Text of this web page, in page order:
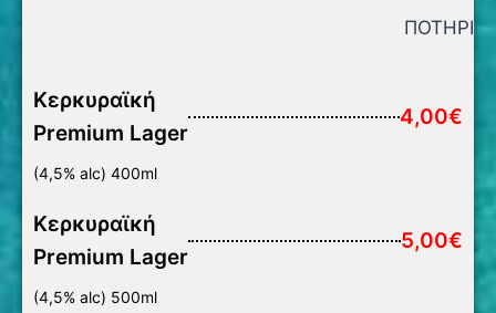
ΠΟΤΗΡΙ
Κερκυραϊκή
Premium Lager
4,00€
(4,5% alc) 400ml
Κερκυραϊκή
Premium Lager
5,00€
(4,5% alc) 500ml